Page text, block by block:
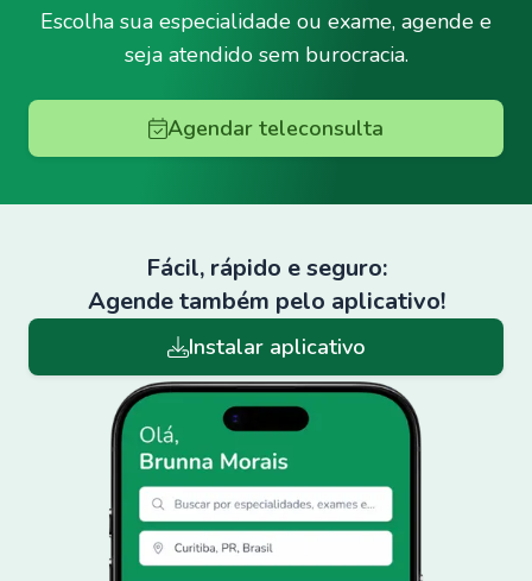
Escolha sua especialidade ou exame, agende e
seja atendido sem burocracia.
Agendar teleconsulta
Fácil, rápido e seguro:
Agende também pelo aplicativo!
Instalar aplicativo